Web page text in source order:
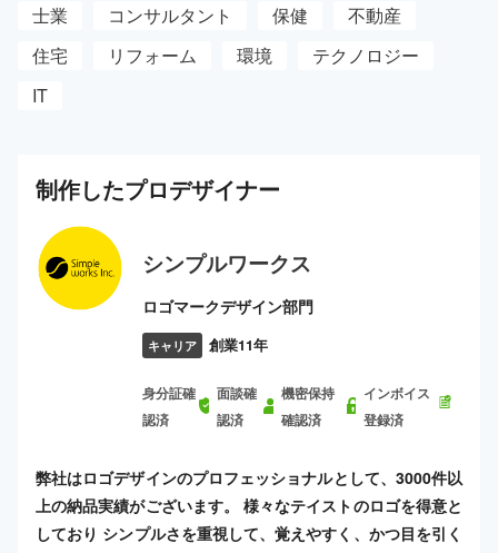
士業 コンサルタント 保健
不動産
住宅
リフォーム 環境
テクノロジー
IT
制作したプロデザイナー
シンプルワークス
ロゴマークデザイン部門
キャリア 創業11年
身分証確
認済
面談確
認済
機密保持
確認済
インボイス
登録済
弊社はロゴデザインのプロフェッショナルとして、3000件以
上の納品実績がございます。 様々なテイストのロゴを得意と
しており シンプルさを重視して、覚えやすく、かつ目を引く